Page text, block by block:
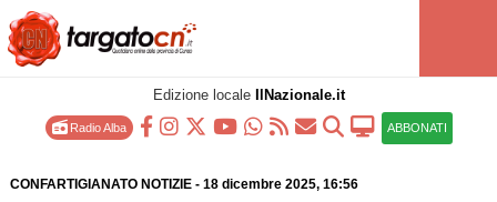
Edizione locale IlNazionale.it
Radio Alba ABBONATI
CONFARTIGIANATO NOTIZIE- 18 dicembre 2025, 16:56